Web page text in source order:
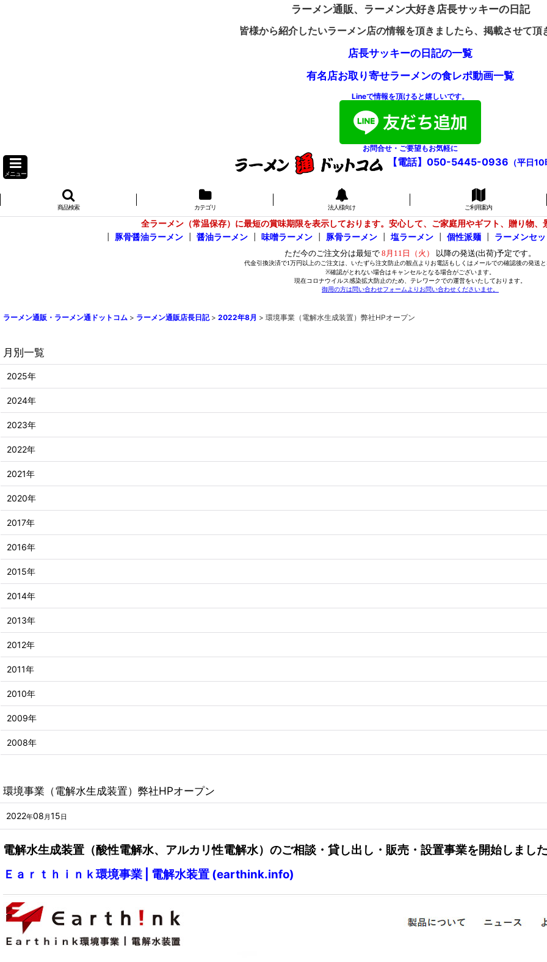
ラーメン通販、ラーメン大好き店長サッキーの日記
皆様から紹介したいラーメン店の情報を頂きましたら、掲載させて頂
店長サッキーの日記の一覧
有名店お取り寄せラーメンの食レポ動画一覧
Lineで情報を頂けると嬉しいです。
お問合せ・ご要望もお気軽に
メニュー
【電話】050-5445-0936 （平日
商品検索 カテゴリ 法人様向け ご利用案内
全ラーメン（常温保存）に最短の賞味期限を表示しております。安心して、ご家庭用やギフト、贈り物
豚骨醤油ラーメン 醤油ラーメン 味噌ラーメン 豚骨ラーメン 塩ラーメン 個性派麺 ラーメンセ
ラーメン通販・ラーメン通ドットコム > ラーメン通販店長日記 > 2022年8月 > 環境事業（電解水生成装置）弊社HPオープン
環境事業（電解水生成装置）弊社HPオープン
2022年08 月15日
電解水生成装置（酸性電解水、アルカリ性電解水）のご相談・貸し出し・販売・設置事業を開始しまし
Ｅａｒｔｈｉｎｋ環境事業 | 電解水装置 (earthink.info)
月別一覧
2025年
2024年
2023年
2022年
2021年
2020年
2017年
2016年
2015年
2014年
2013年
2012年
2011年
2010年
2009年
2008年